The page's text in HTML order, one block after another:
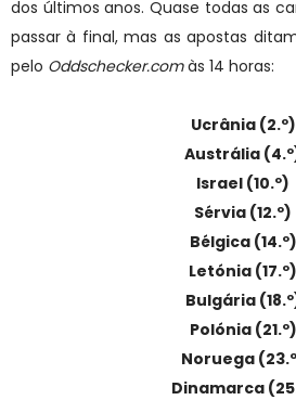
dos últimos anos. Quase todas as
passar à final, mas as apostas
pelo Oddschecker.comàs 14 horas:
Ucrânia (2.º)
Austrália
Israel (10.º)
Sérvia (12.º)
Bélgica (14.º)
Letónia (17.º)
Bulgária
Polónia (21.º)
Noruega
Dinamarca